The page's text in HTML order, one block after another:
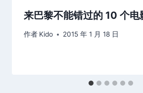
来巴黎不能错过的 10 个电
作者 Kido 2015 年 1 月 18 日